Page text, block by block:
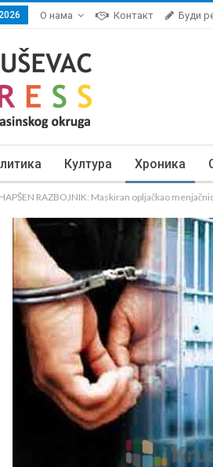
О нама Контакт Буди
Култура Хроника
RAZBOJNIK: Maskiran opljačkao